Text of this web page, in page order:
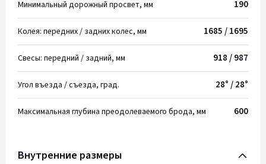
Минимальный дорожный просвет, мм 190
Колея: передних / задних колес, мм 1685 / 1695
Свесы: передний / задний, мм 918 / 987
Угол въезда / съезда, град. 28° / 28°
Максимальная глубина преодолеваемого брода, мм 600
Внутренние размеры